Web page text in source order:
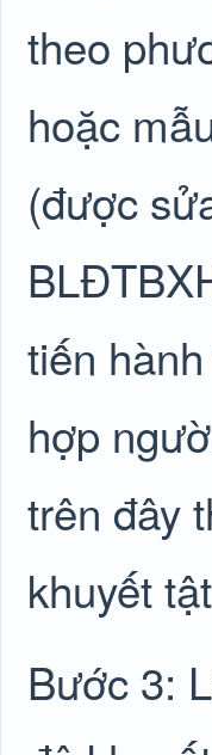
theo
hoặc
(được
tiến
hợp
trên đây
khuyết
Bước 3: